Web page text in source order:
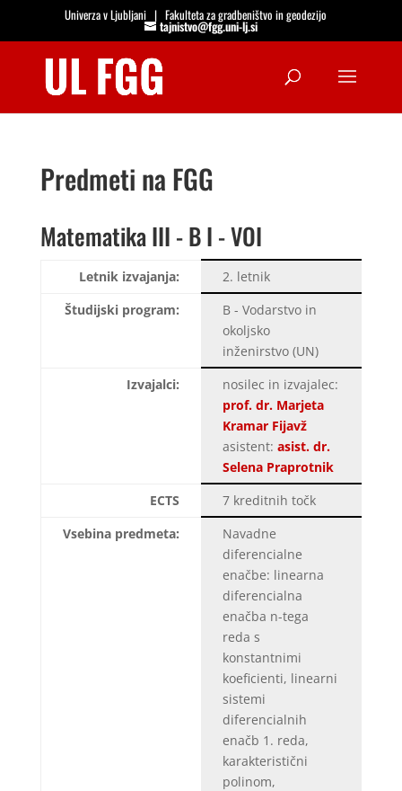
Univerza v Ljubljani |Fakulteta za gradbeništvo in geodezijo
tajnistvo@fgg.uni-lj.si
Predmeti na FGG
Matematika III - B I - VOI
Letnik izvajanja:
2. letnik
Študijski program:
B - Vodarstvo in
okoljsko
inženirstvo (UN)
Izvajalci:
nosilec in izvajalec:
prof. dr. Marjeta
Kramar Fijavž
asistent: asist. dr.
Selena Praprotnik
ECTS
7 kreditnih točk
Vsebina predmeta:
Navadne
diferencialne
enačbe: linearna
diferencialna
enačba n-tega
reda s
konstantnimi
koeficienti, linearni
sistemi
diferencialnih
enačb 1. reda,
karakteristični
polinom,